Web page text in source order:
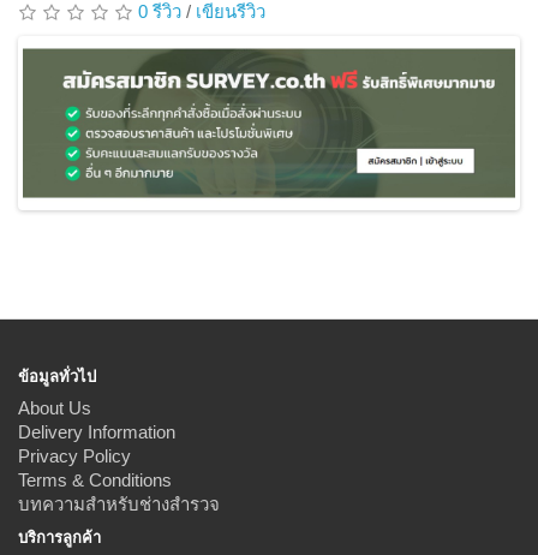
0 รีวิว / เขียนรีวิว
ข้อมูลทั่วไป
About Us
Delivery Information
Privacy Policy
Terms & Conditions
บทความสำหรับช่างสำรวจ
บริการลูกค้า